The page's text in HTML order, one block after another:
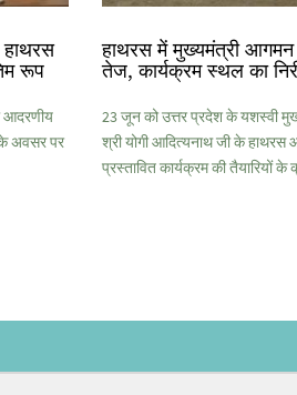
हाथरस
रूप
आदरणीय
अवसर पर
हाथरस में मुख्यमंत्री आगमन
तेज, कार्यक्रम स्थल का
23 जून को उत्तर प्रदेश के यशस्वी
श्री योगी आदित्यनाथ जी के हाथरस
प्रस्तावित कार्यक्रम की तैयारियों के